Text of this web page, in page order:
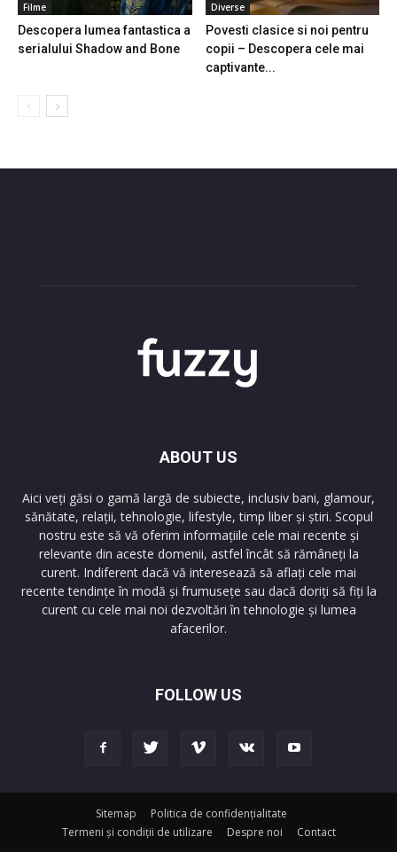
Filme
Descopera lumea fantastica a
serialului Shadow and Bone
Diverse
Povesti clasice si noi pentru
copii – Descopera cele mai
captivante...
ABOUT US
Aici veți găsi o gamă largă de subiecte, inclusiv bani, glamour,
sănătate, relații, tehnologie, lifestyle, timp liber și știri. Scopul
nostru este să vă oferim informațiile cele mai recente și
relevante din aceste domenii, astfel încât să rămâneți la
curent. Indiferent dacă vă interesează să aflați cele mai
recente tendințe în modă și frumusețe sau dacă doriți să fiți la
curent cu cele mai noi dezvoltări în tehnologie și lumea
afacerilor.
FOLLOW US
Sitemap
Politica de confidențialitate
Termeni și condiții de utilizare
Despre noi Contact